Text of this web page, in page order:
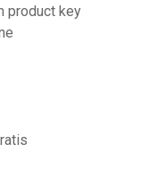
product key